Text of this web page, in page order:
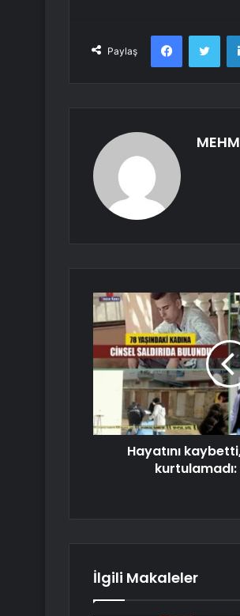
Paylaş
Facebook
Hayatını
kurtulamadı:
İlgili Makaleler